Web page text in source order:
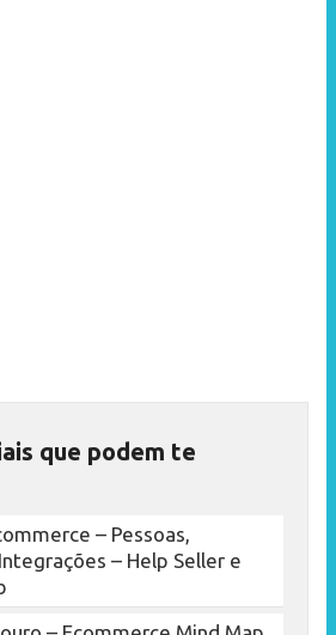
que podem te
– Pessoas,
– Help Seller e